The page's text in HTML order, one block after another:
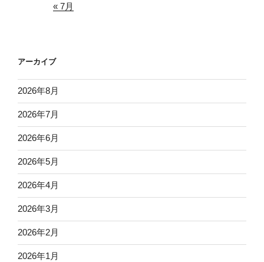
« 7月
アーカイブ
2026年8月
2026年7月
2026年6月
2026年5月
2026年4月
2026年3月
2026年2月
2026年1月